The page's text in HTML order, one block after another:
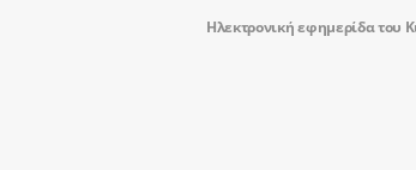
Ηλεκτρονική εφημερίδα του